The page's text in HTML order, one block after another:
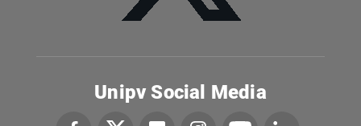
Unipv Social Media